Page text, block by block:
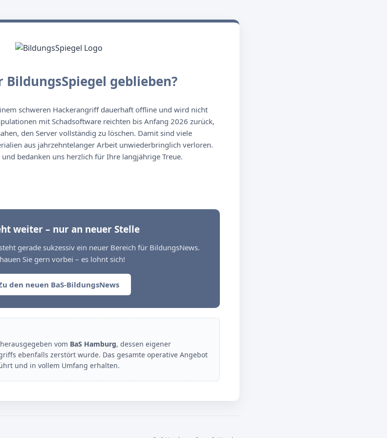
BildungsSpiegel geblieben?
schweren Hackerangriff dauerhaft offline und wird nicht
mit Schadsoftware reichten bis Anfang 2026 zurück,
den Server vollständig zu löschen. Damit sind viele
aus jahrzehntelanger Arbeit unwiederbringlich verloren.
bedanken uns herzlich für Ihre langjährige Treue.
weiter – nur an neuer Stelle
gerade sukzessiv ein neuer Bereich für BildungsNews.
Sie gern vorbei – es lohnt sich!
den neuen BaS-BildungsNews
vom BaS Hamburg, dessen eigener
ebenfalls zerstört wurde. Das gesamte operative Angebot
und in vollem Umfang erhalten.